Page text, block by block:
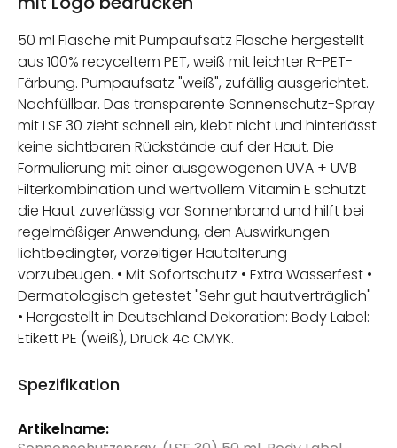
50 ml Flasche mit Pumpaufsatz Flasche hergestellt
aus 100% recyceltem PET, weiß mit leichter R-PET-
Färbung. Pumpaufsatz "weiß", zufällig ausgerichtet.
Nachfüllbar. Das transparente Sonnenschutz-Spray
mit LSF 30 zieht schnell ein, klebt nicht und hinterlässt
keine sichtbaren Rückstände auf der Haut. Die
Formulierung mit einer ausgewogenen UVA + UVB
Filterkombination und wertvollem Vitamin E schützt
die Haut zuverlässig vor Sonnenbrand und hilft bei
regelmäßiger Anwendung, den Auswirkungen
lichtbedingter, vorzeitiger Hautalterung
vorzubeugen. • Mit Sofortschutz • Extra Wasserfest •
Dermatologisch getestet "Sehr gut hautverträglich"
• Hergestellt in Deutschland Dekoration: Body Label:
Etikett PE (weiß), Druck 4c CMYK.
Spezifikation
Weitere
Informationen